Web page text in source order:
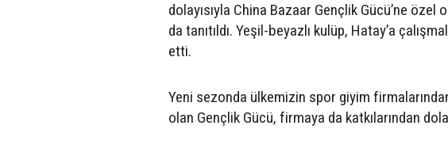
dolayısıyla China Bazaar Gençlik Gücü’ne özel
da tanıtıldı. Yeşil-beyazlı kulüp, Hatay’a
etti.
Yeni sezonda ülkemizin spor giyim
olan Gençlik Gücü, firmaya da katkılarından